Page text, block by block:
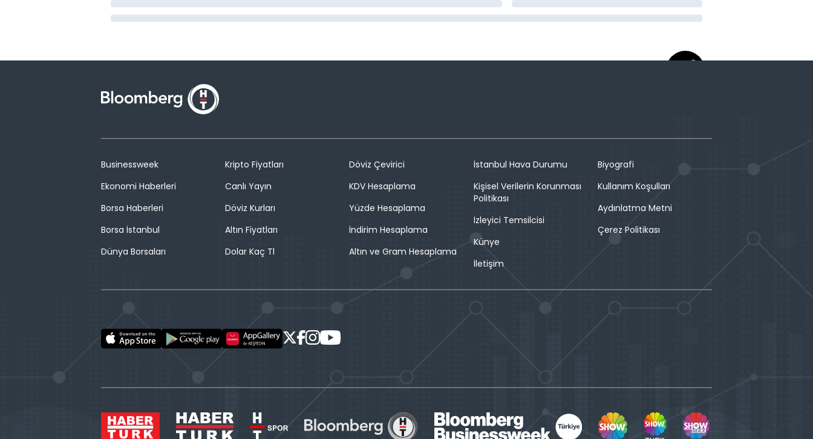
Businessweek
Ekonomi Haberleri
Borsa Haberleri
Borsa İstanbul
Dünya Borsaları
Kripto Fiyatları
Canlı Yayın
Döviz Kurları
Altın Fiyatları
Dolar Kaç Tl
Döviz Çevirici
KDV Hesaplama
Yüzde Hesaplama
İndirim Hesaplama
Altın ve Gram Hesaplama
İstanbul Hava Durumu
Kişisel Verilerin Korunması
Politikası
İzleyici Temsilcisi
Künye
İletişim
Biyografi
Kullanım Koşulları
Aydınlatma Metni
Çerez Politikası